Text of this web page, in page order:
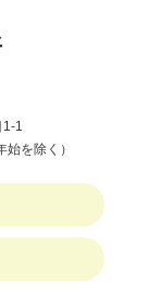
1-1
を除く）